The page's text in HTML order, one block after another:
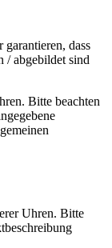
dass
/ abgebildet sind
Bitte beachten
Uhren. Bitte